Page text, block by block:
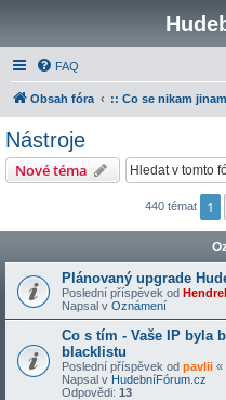
FAQ
Obsah fóra :: Co se nikam
Nástroje
Nové téma
440 témat 1
Plánovaný upgrade
Poslední příspěvek od
Napsal v Oznámení
Co s tím - Vaše IP byla
blacklistu
Poslední příspěvek od pavlii «
Napsal v HudebníFórum.cz
Odpovědi: 13